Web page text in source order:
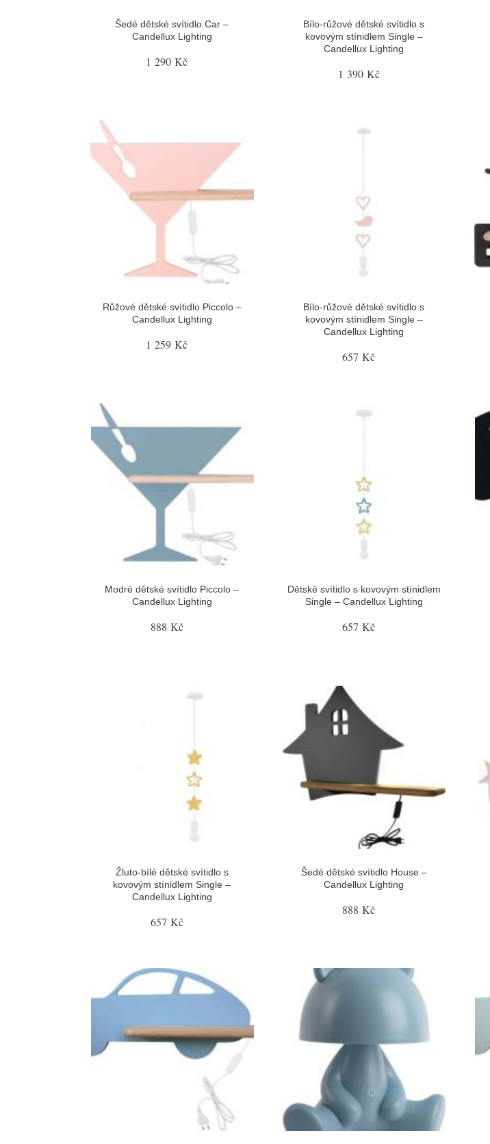
Šedé dětské svítidlo Car –
Candellux Lighting
1 290 Kč
Bílo-růžové dětské svítidlo s
kovovým stínidlem Single –
Candellux Lighting
1 390 Kč
Růžové dětské svítidlo Piccolo –
Candellux Lighting
1 259 Kč
Bílo-růžové dětské svítidlo s
kovovým stínidlem Single –
Candellux Lighting
657 Kč
Modré dětské svítidlo Piccolo –
Candellux Lighting
888 Kč
Dětské svítidlo s kovovým stínidlem
Single – Candellux Lighting
657 Kč
Žluto-bílé dětské svítidlo s
kovovým stínidlem Single –
Candellux Lighting
657 Kč
Šedé dětské svítidlo House –
Candellux Lighting
888 Kč